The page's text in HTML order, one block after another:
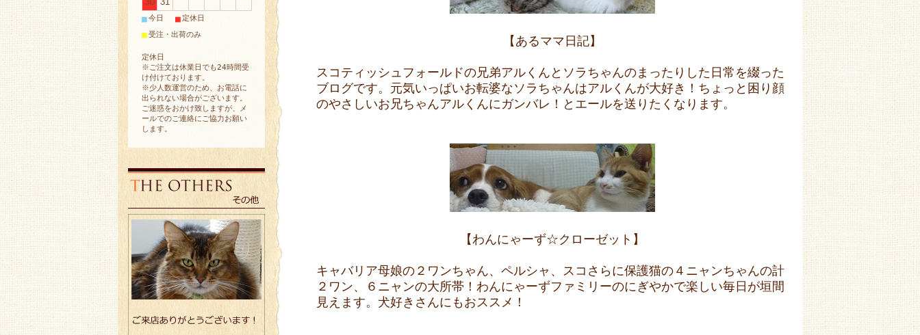
【あるママ日記】
スコティッシュフォールドの兄弟アルくんとソラちゃんのまったりした日常を綴った
ブログです。元気いっぱいお転婆なソラちゃんはアルくんが大好き！ちょっと困り顔
のやさしいお兄ちゃんアルくんにガンバレ！とエールを送りたくなります。
【わんにゃーず☆クローゼット】
キャバリア母娘の２ワンちゃん、ペルシャ、スコさらに保護猫の４ニャンちゃんの計
２ワン、６ニャンの大所帯！わんにゃーずファミリーのにぎやかで楽しい毎日が垣間
見えます。犬好きさんにもおススメ！
30
31
■今日 ■ 定休日
■受注・出荷のみ
定休日
※ご注文は休業日でも24時間受
け付けております。
※少人数運営のため、お電話に
出られない場合がございます。
ご迷惑をおかけ致しますが、メ
ールでのご連絡にご協力お願い
します。